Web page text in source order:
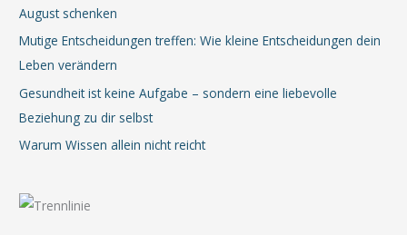
August schenken
Mutige Entscheidungen treffen: Wie kleine Entscheidungen dein
Leben verändern
Gesundheit ist keine Aufgabe – sondern eine liebevolle
Beziehung zu dir selbst
Warum Wissen allein nicht reicht